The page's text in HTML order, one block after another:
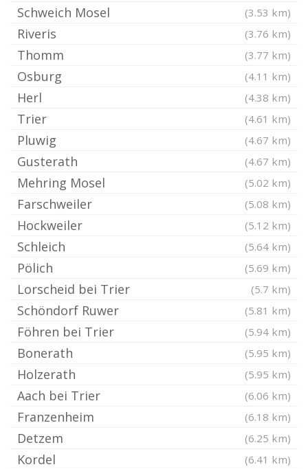
Schweich Mosel (3.53 km)
Riveris (3.76 km)
Thomm (3.77 km)
Osburg (4.11 km)
Herl (4.38 km)
Trier (4.61 km)
Pluwig (4.67 km)
Gusterath (4.67 km)
Mehring Mosel (5.02 km)
Farschweiler (5.08 km)
Hockweiler (5.12 km)
Schleich (5.64 km)
Pölich (5.69 km)
Lorscheid bei Trier (5.7 km)
Schöndorf Ruwer (5.81 km)
Föhren bei Trier (5.94 km)
Bonerath (5.95 km)
Holzerath (5.95 km)
Aach bei Trier (6.06 km)
Franzenheim (6.18 km)
Detzem (6.25 km)
Kordel (6.41 km)